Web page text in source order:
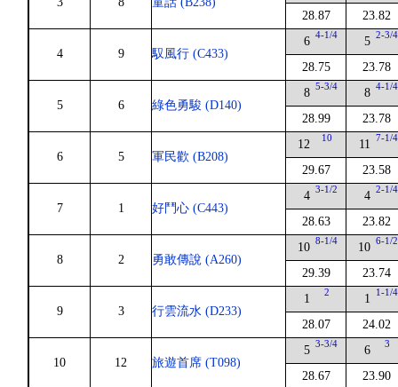
28.87 23.82
4 9 馭風行 (C433)
6 4-1/4
28.75
5 2-3/4
23.78
5 6 綠色勇駿 (D140)
8 5-3/4
28.99
8 4-1/4
23.78
6 5 軍民歡 (B208)
12 10
29.67
11 7-1/4
23.58
7 1 好鬥心 (C443)
4 3-1/2
28.63
4 2-1/4
23.82
8 2 勇敢傳說 (A260)
10 8-1/4
29.39
10 6-1/2
23.74
9 3 行雲流水 (D233)
1 2
28.07
1 1-1/4
24.02
10 12 旅遊首席 (T098)
5 3-3/4
28.67
6 3
23.90